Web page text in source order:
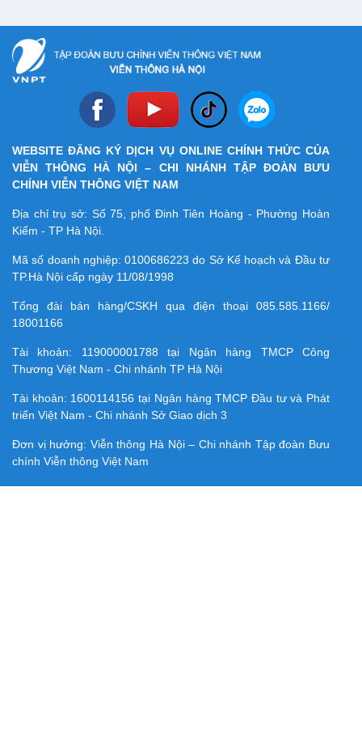
WEBSITE ĐĂNG KÝ DỊCH VỤ ONLINE CHÍNH THỨC CỦA
VIỄN THÔNG HÀ NỘI – CHI NHÁNH TẬP ĐOÀN BƯU
CHÍNH VIỄN THÔNG VIỆT NAM
Địa chỉ trụ sở: Số 75, phố Đinh Tiên Hoàng - Phường Hoàn
Kiếm - TP Hà Nội.
Mã số doanh nghiệp:0100686223 do Sở Kế hoạch và Đầu tư
TP.Hà Nội cấp ngày 11/08/1998
Tổng đài bán hàng/CSKH qua điện thoại 085.585.1166/
18001166
Tài khoản: 119000001788 tại Ngân hàng TMCP Công
Thương Việt Nam - Chi nhánh TP Hà Nội
Tài khoản: 1600114156 tại Ngân hàng TMCP Ðầu tư và Phát
triển Việt Nam - Chi nhánh Sở Giao dịch 3
Đơn vị hưởng: Viễn thông Hà Nội – Chi nhánh Tập đoàn Bưu
chính Viễn thông Việt Nam